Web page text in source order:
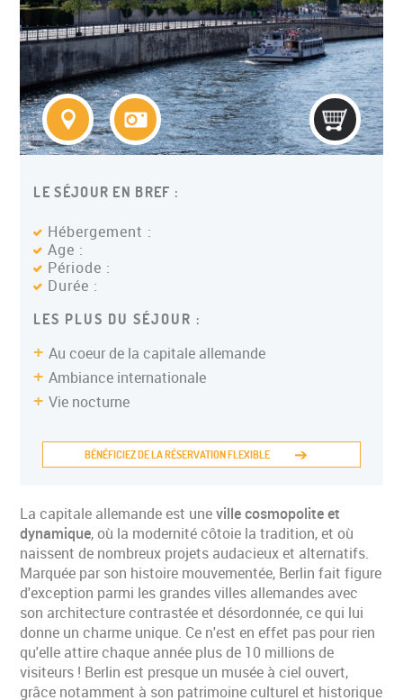
COLONIE ITINERANTE ADO
LE SÉJOUR EN BREF :
Hébergement :
Age :
Période :
Durée :
LES PLUS DU SÉJOUR :
Au coeur de la capitale allemande
Ambiance internationale
Vie nocturne
BÉNÉFICIEZ DE LA RÉSERVATION FLEXIBLE
La capitale allemande est uneville cosmopolite et
dynamique, où la modernité côtoie la tradition, et où
naissent de nombreux projets audacieux et alternatifs.
Marquée par son histoire mouvementée, Berlin fait figure
d'exception parmi les grandes villes allemandes avec
son architecture contrastée et désordonnée, ce qui lui
donne un charme unique. Ce n'est en effet pas pour rien
qu'elle attire chaque année plus de 10 millions de
visiteurs ! Berlin est presque un musée à ciel ouvert,
grâce notamment à son patrimoine culturel et historique